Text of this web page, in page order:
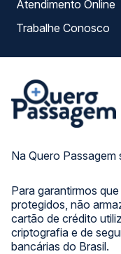
Na Quero
Para garantirmos
protegidos, não
cartão de crédito
criptografia e de
bancárias do Brasil.
Atendimento Online
Trabalhe Conosco